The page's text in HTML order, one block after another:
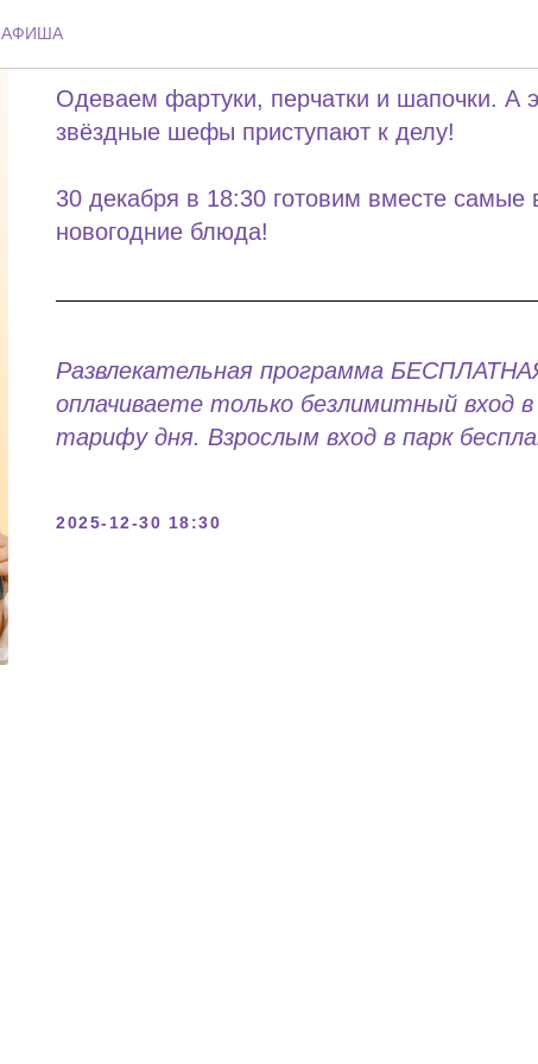
АФИШАКухня Деда Мороза
Одеваем фартуки, перчатки и шапочки. А
звёздные шефы приступают к делу!
30 декабря в 18:30 готовим вместе самые
новогодние блюда!
Развлекательная программа
оплачиваете только безлимитный вход в
тарифу дня. Взрослым вход в парк
2025-12-30 18:30